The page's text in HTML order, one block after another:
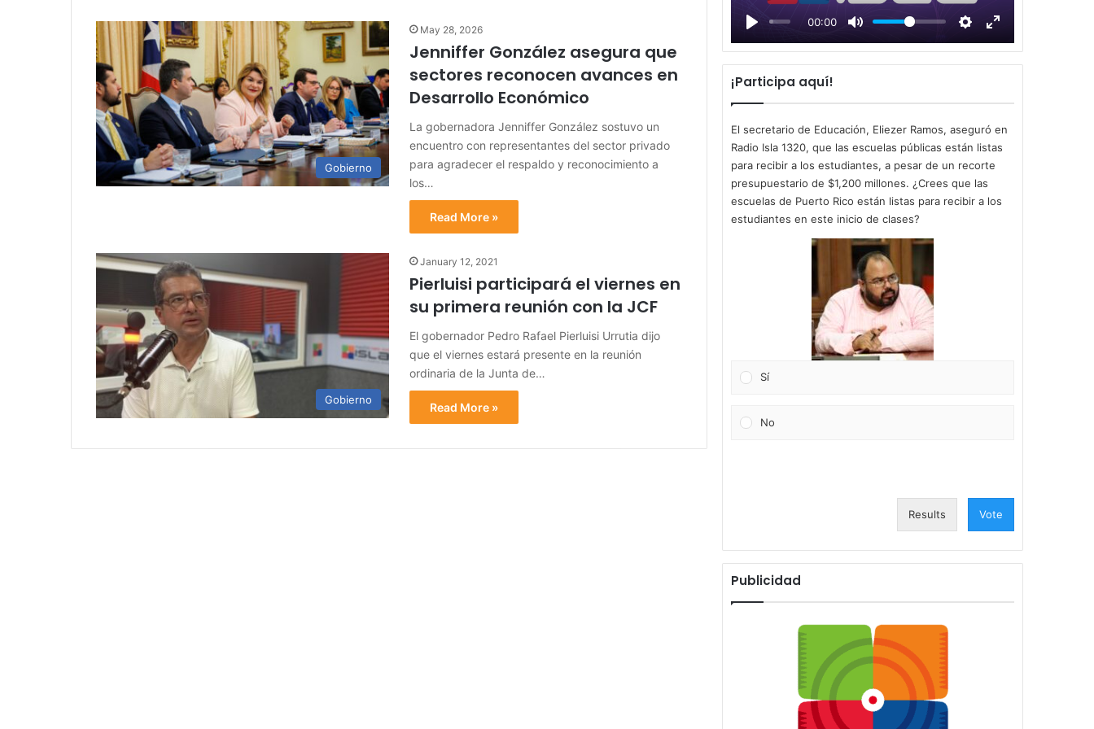
Gobierno
May 28, 2026
Jenniffer González asegura que
sectores reconocen avances en
Desarrollo Económico
La gobernadora Jenniffer González sostuvo un
encuentro con representantes del sector privado
para agradecer el respaldo y reconocimiento a
los…
Read More »
Gobierno
January 12, 2021
Pierluisi participará el viernes en
su primera reunión con la JCF
El gobernador Pedro Rafael Pierluisi Urrutia dijo
que el viernes estará presente en la reunión
ordinaria de la Junta de…
Read More »
00:00
l
a
y
¡Participa aquí!
El secretario de Educación, Eliezer Ramos, aseguró en
Radio Isla 1320, que las escuelas públicas están listas
para recibir a los estudiantes, a pesar de un recorte
presupuestario de $1,200 millones. ¿Crees que las
escuelas de Puerto Rico están listas para recibir a los
estudiantes en este inicio de clases?
Sí
No
Results Vote
Publicidad